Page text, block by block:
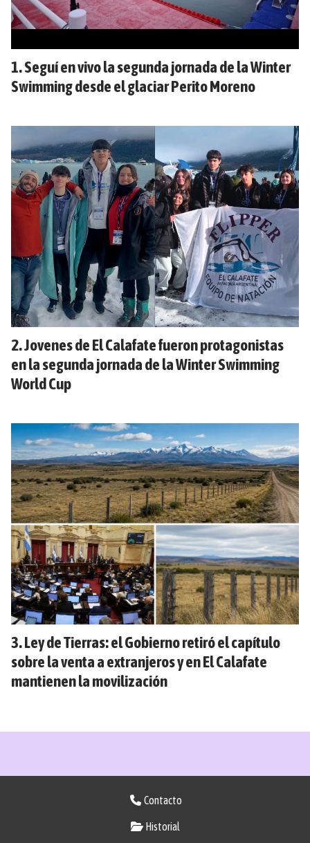
Seguí en vivo la segunda jornada de la Winter
Swimming desde el glaciar Perito Moreno
Jovenes de El Calafate fueron protagonistas
en la segunda jornada de la Winter Swimming
World Cup
Ley de Tierras: el Gobierno retiró el capítulo
sobre la venta a extranjeros y en El Calafate
mantienen la movilización
Contacto
Historial